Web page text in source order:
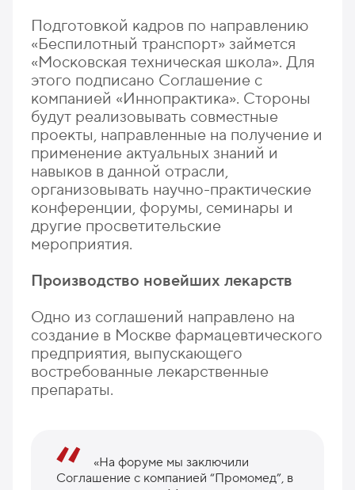
Подготовкой кадров по направлению
«Беспилотный транспорт» займется
«Московская техническая школа». Для
этого подписано Соглашение с
компанией «Иннопрактика». Стороны
будут реализовывать совместные
проекты, направленные на получение и
применение актуальных знаний и
навыков в данной отрасли,
организовывать научно-практические
конференции, форумы, семинары и
другие просветительские
мероприятия.
Производство новейших лекарств
Одно из соглашений направлено на
создание в Москве фармацевтического
предприятия, выпускающего
востребованные лекарственные
препараты.
«На форуме мы заключили
Соглашение с компанией “Промомед”, в